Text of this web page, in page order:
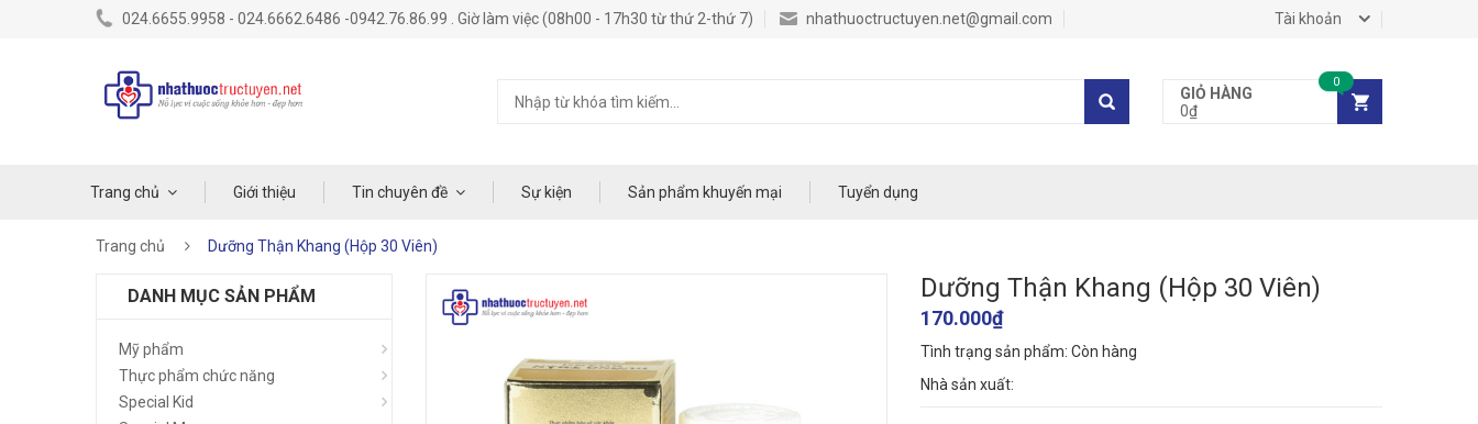
024.6655.9958 - 024.6662.6486 -0942.76.86.99 . Giờ làm việc (08h00 - 17h30 từ thứ 2-thứ 7) nhathuoctructuyen.net@gmail.com Tài khoản
GIỎ HÀNG
0₫
0
Trang chủ Giới thiệu Tin chuyên đề Sự kiện Sản phẩm khuyến mại Tuyển dụng
Trang chủ Dưỡng Thận Khang (Hộp 30 Viên)
DANH MỤC SẢN PHẨM
Mỹ phẩm
Thực phẩm chức năng
Special Kid
Dưỡng Thận Khang (Hộp 30 Viên)
170.000₫
Tình trạng sản phẩm: Còn hàng
Nhà sản xuất: